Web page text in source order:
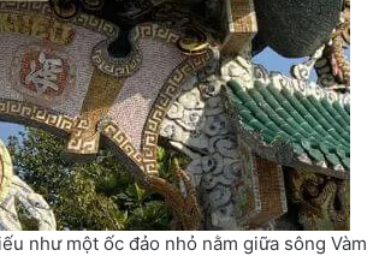
như một ốc đảo nhỏ nằm giữa sông Vàm